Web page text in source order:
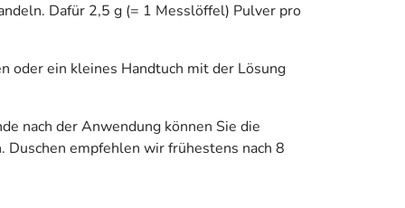
Dafür 2,5 g (= 1 Messlöffel) Pulver pro
oder ein kleines Handtuch mit der Lösung
nach der Anwendung können Sie die
empfehlen wir frühestens nach 8